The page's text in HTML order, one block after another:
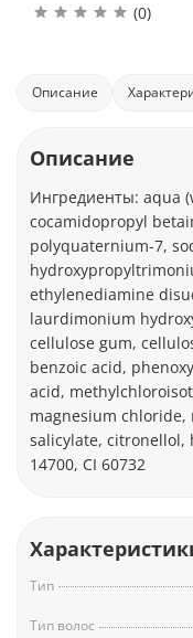
(0)
Описание
Описание
Ингредиенты: aqua
cocamidopropyl
polyquaternium-7,
ethylenediamine
laurdimonium
cellulose gum,
benzoic acid,
acid,
magnesium
salicylate, citronellol,
14700, CI 60732
Тип
Тип волос